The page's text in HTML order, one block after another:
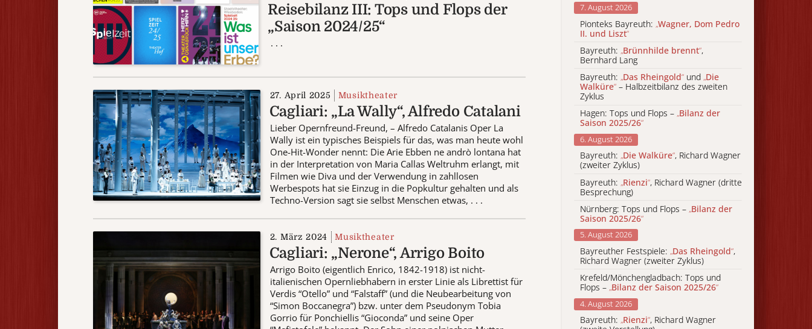
Reisebilanz III: Tops und Flops der
„Saison 2024/25“
. . .
27. April 2025 Musiktheater
Cagliari: „La Wally“, Alfredo Catalani
Lieber Opernfreund-Freund, – Alfredo Catalanis Oper La
Wally ist ein typisches Beispiels für das, was man heute wohl
One-Hit-Wonder nennt: Die Arie Ebben ne andrò lontana hat
in der Interpretation von Maria Callas Weltruhm erlangt, mit
Filmen wie Diva und der Verwendung in zahllosen
Werbespots hat sie Einzug in die Popkultur gehalten und als
Techno-Version sagt sie selbst Menschen etwas, . . .
2. März 2024 Musiktheater
Cagliari: „Nerone“, Arrigo Boito
Arrigo Boito (eigentlich Enrico, 1842-1918) ist nicht-
italienischen Opernliebhabern in erster Linie als Librettist für
Verdis “Otello” und “Falstaff” (und die Neubearbeitung von
“Simon Boccanegra”) bzw. unter dem Pseudonym Tobia
Gorrio für Ponchiellis “Gioconda” und seine Oper
7. August 2026
Pionteks Bayreuth: „Wagner, Dom Pedro
II. und Liszt“
Bayreuth: „Brünnhilde brennt“,
Bernhard Lang
Bayreuth: „Das Rheingold“ und „Die
Walküre“ – Halbzeitbilanz des zweiten
Zyklus
Hagen: Tops und Flops – „Bilanz der
Saison 2025/26“
6. August 2026
Bayreuth: „Die Walküre“, Richard Wagner
(zweiter Zyklus)
Bayreuth: „Rienzi“, Richard Wagner (dritte
Besprechung)
Nürnberg: Tops und Flops – „Bilanz der
Saison 2025/26“
5. August 2026
Bayreuther Festspiele: „Das Rheingold“,
Richard Wagner (zweiter Zyklus)
Krefeld/Mönchengladbach: Tops und
Flops – „Bilanz der Saison 2025/26“
4. August 2026
Bayreuth: „Rienzi“, Richard Wagner